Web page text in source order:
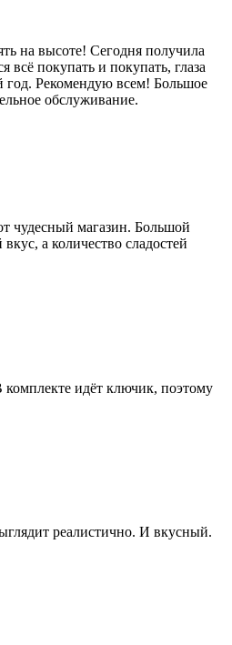
на высоте! Сегодня получила
всё покупать и покупать, глаза
год. Рекомендую всем! Большое
обслуживание.
чудесный магазин. Большой
а количество сладостей
идёт ключик, поэтому
реалистично. И вкусный.